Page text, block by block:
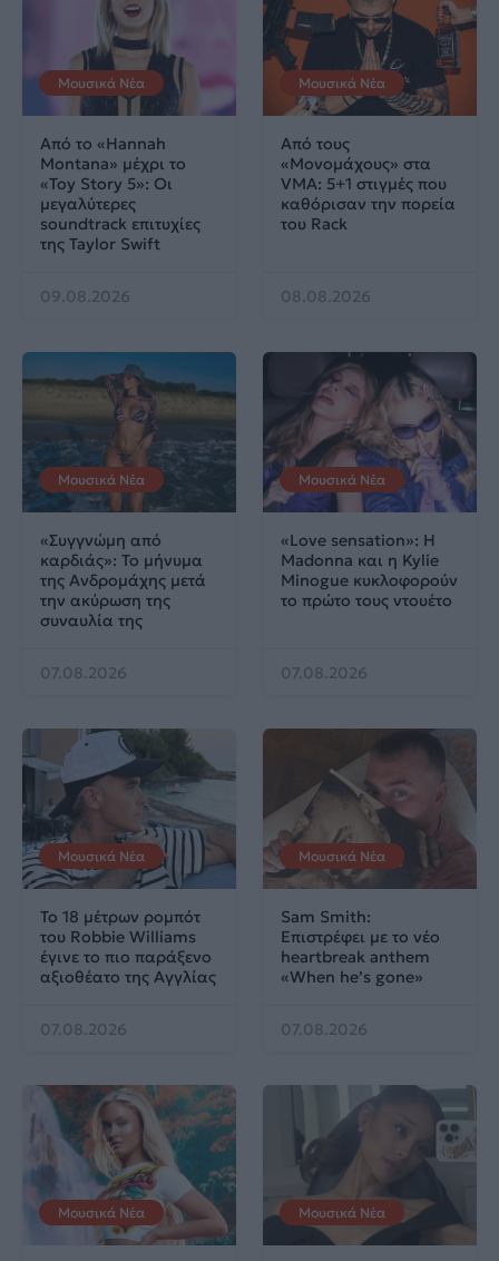
Μουσικά Νέα
Από το «Hannah
Montana» μέχρι το
«Toy Story 5»: Οι
μεγαλύτερες
soundtrack επιτυχίες
της Taylor Swift
09.08.2026
Μουσικά Νέα
Από τους
«Μονομάχους» στα
VMA: 5+1 στιγμές που
καθόρισαν την πορεία
του Rack
08.08.2026
Μουσικά Νέα
«Συγγνώμη από
καρδιάς»: Το μήνυμα
της Ανδρομάχης μετά
την ακύρωση της
συναυλία της
07.08.2026
Μουσικά Νέα
«Love sensation»: Η
Madonna και η Kylie
Minogue κυκλοφορούν
το πρώτο τους ντουέτο
07.08.2026
Μουσικά Νέα
Το 18 μέτρων ρομπότ
του Robbie Williams
έγινε το πιο παράξενο
αξιοθέατο της Αγγλίας
07.08.2026
Μουσικά Νέα
Sam Smith:
Επιστρέφει με το νέο
heartbreak anthem
«When he’s gone»
07.08.2026
Μουσικά Νέα Μουσικά Νέα